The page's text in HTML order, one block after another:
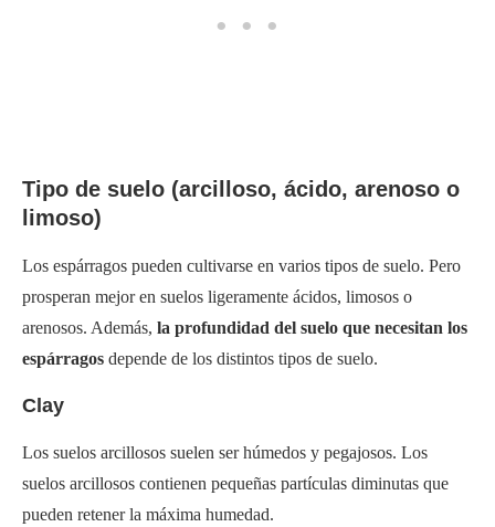
Tipo de suelo (arcilloso, ácido, arenoso o
limoso)
Los espárragos pueden cultivarse en varios tipos de suelo. Pero
prosperan mejor en suelos ligeramente ácidos, limosos o
arenosos. Además, la profundidad del suelo que necesitan los
espárragos depende de los distintos tipos de suelo.
Clay
Los suelos arcillosos suelen ser húmedos y pegajosos. Los
suelos arcillosos contienen pequeñas partículas diminutas que
pueden retener la máxima humedad.